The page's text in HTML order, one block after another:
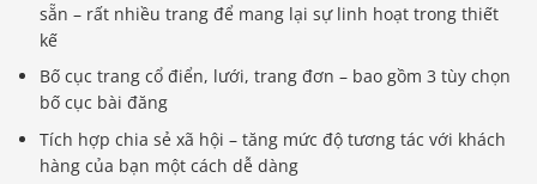
sẵn – rất nhiều trang để mang lại sự linh hoạt trong thiết
kế
Bố cục trang cổ điển, lưới, trang đơn – bao gồm 3 tùy chọn
bố cục bài đăng
Tích hợp chia sẻ xã hội – tăng mức độ tương tác với khách
hàng của bạn một cách dễ dàng